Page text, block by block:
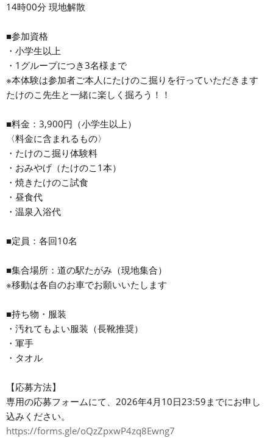
14時00分 現地解散
■参加資格
・小学生以上
・1グループにつき3名様まで
※本体験は参加者ご本人にたけのこ掘りを行っていただきます
たけのこ先生と一緒に楽しく掘ろう！！
■料金：3,900円（小学生以上）
〈料金に含まれるもの〉
・たけのこ掘り体験料
・おみやげ（たけのこ1本）
・焼きたけのこ試食
・昼食代
・温泉入浴代
■定員：各回10名
■集合場所：道の駅たがみ（現地集合）
※移動は各自のお車でお願いいたします
■持ち物・服装
・汚れてもよい服装（長靴推奨）
・軍手
・タオル
【応募方法】
専用の応募フォームにて、2026年4月10日23:59までにお申し
込みください。
https://forms.gle/oQzZpxwP4zq8Ewng7